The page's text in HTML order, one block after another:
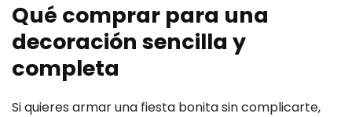
Qué comprar para una
decoración sencilla y
completa
Si quieres armar una fiesta bonita sin complicarte,